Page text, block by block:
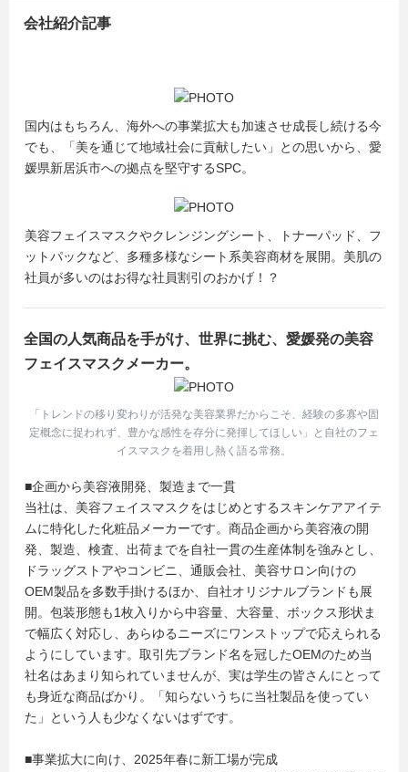
会社紹介記事
国内はもちろん、海外への事業拡大も加速させ成長し続ける今
でも、「美を通じて地域社会に貢献したい」との思いから、愛
媛県新居浜市への拠点を堅守するSPC。
美容フェイスマスクやクレンジングシート、トナーパッド、フ
ットパックなど、多種多様なシート系美容商材を展開。美肌の
社員が多いのはお得な社員割引のおかげ！？
全国の人気商品を手がけ、世界に挑む、愛媛発の美容
フェイスマスクメーカー。
「トレンドの移り変わりが活発な美容業界だからこそ、経験の多寡や固
定概念に捉われず、豊かな感性を存分に発揮してほしい」と自社のフェ
イスマスクを着用し熱く語る常務。
■企画から美容液開発、製造まで一貫
当社は、美容フェイスマスクをはじめとするスキンケアアイテ
ムに特化した化粧品メーカーです。商品企画から美容液の開
発、製造、検査、出荷までを自社一貫の生産体制を強みとし、
ドラッグストアやコンビニ、通販会社、美容サロン向けの
OEM製品を多数手掛けるほか、自社オリジナルブランドも展
開。包装形態も1枚入りから中容量、大容量、ボックス形状ま
で幅広く対応し、あらゆるニーズにワンストップで応えられる
ようにしています。取引先ブランド名を冠したOEMのため当
社名はあまり知られていませんが、実は学生の皆さんにとって
も身近な商品ばかり。「知らないうちに当社製品を使ってい
た」という人も少なくないはずです。
■事業拡大に向け、2025年春に新工場が完成